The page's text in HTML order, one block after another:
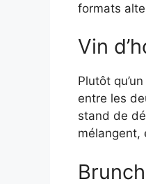
formats
Vin
Plutôt
entre les
stand de
mélangent,